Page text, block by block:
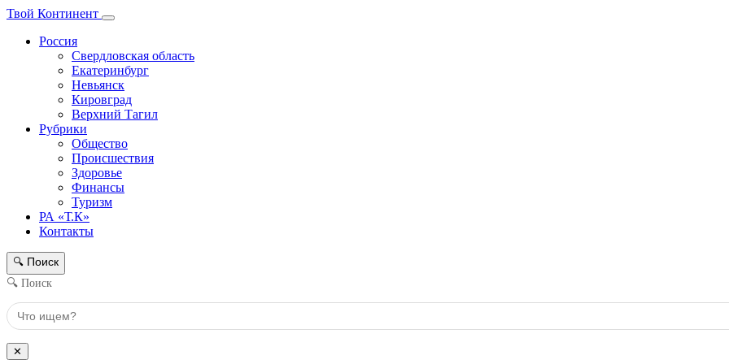
Твой Континент
Россия
Свердловская область
Екатеринбург
Невьянск
Кировград
Верхний Тагил
Рубрики
Общество
Происшествия
Здоровье
Финансы
Туризм
РА «Т.К»
Контакты
🔍 Поиск
🔍 Поиск
✕